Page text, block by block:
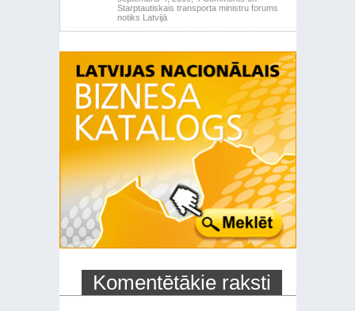
Starptautiskais transporta ministru forums
notiks Latvijā
Komentētākie raksti